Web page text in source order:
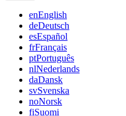
enEnglish
deDeutsch
esEspañol
frFrançais
ptPortuguês
nlNederlands
daDansk
svSvenska
noNorsk
fiSuomi